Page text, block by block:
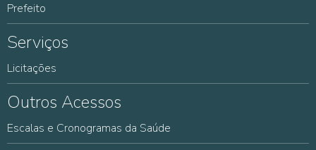
Prefeito
Serviços
Licitações
Outros Acessos
Escalas e Cronogramas da Saúde